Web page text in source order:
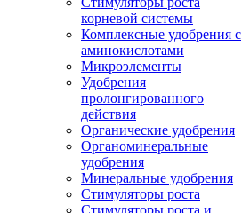
корневой системы
Комплексные удобрения с
аминокислотами
Микроэлементы
Удобрения
пролонгированного
действия
Органические удобрения
Органоминеральные
удобрения
Минеральные удобрения
Стимуляторы роста
Стимуляторы роста и